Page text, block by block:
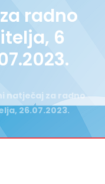
radno
6
natječaj za radno
26.07.2023.